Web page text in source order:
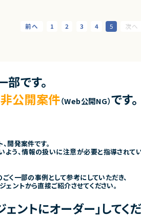
1 2 3 4 5
です。
非公開案件（Web公開NG）です。
開発案件です。
う、情報の扱いに注意が必要と指導されて
一部の事例として参考にしていただき、
ントから直接ご紹介させてください。
ントにオーダー」してく